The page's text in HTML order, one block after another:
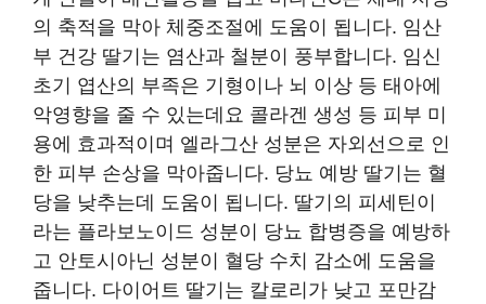
의 축적을 막아 체중조절에 도움이 됩니다. 임산
부 건강 딸기는 염산과 철분이 풍부합니다. 임신
초기 엽산의 부족은 기형이나 뇌 이상 등 태아에
악영향을 줄 수 있는데요 콜라겐 생성 등 피부 미
용에 효과적이며 엘라그산 성분은 자외선으로 인
한 피부 손상을 막아줍니다. 당뇨 예방 딸기는 혈
당을 낮추는데 도움이 됩니다. 딸기의 피세틴이
라는 플라보노이드 성분이 당뇨 합병증을 예방하
고 안토시아닌 성분이 혈당 수치 감소에 도움을
줍니다. 다이어트 딸기는 칼로리가 낮고 포만감